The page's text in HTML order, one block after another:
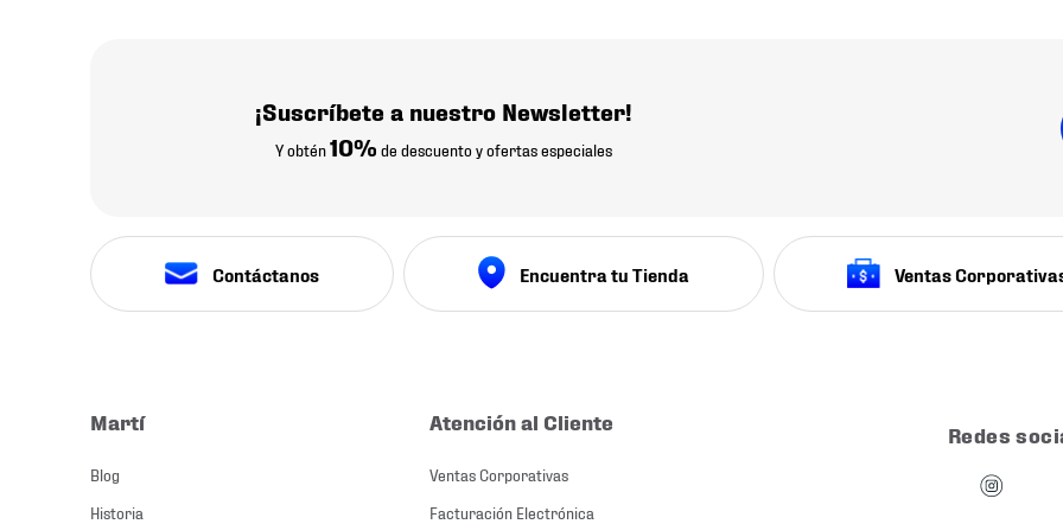
¡Suscríbete a nuestro Newsletter!
Y obtén10% de descuento y ofertas especiales
Contáctanos Encuentra tu Tienda Ventas
Martí
Blog
Historia
Atención al Cliente
Ventas Corporativas
Facturación Electrónica
Redes